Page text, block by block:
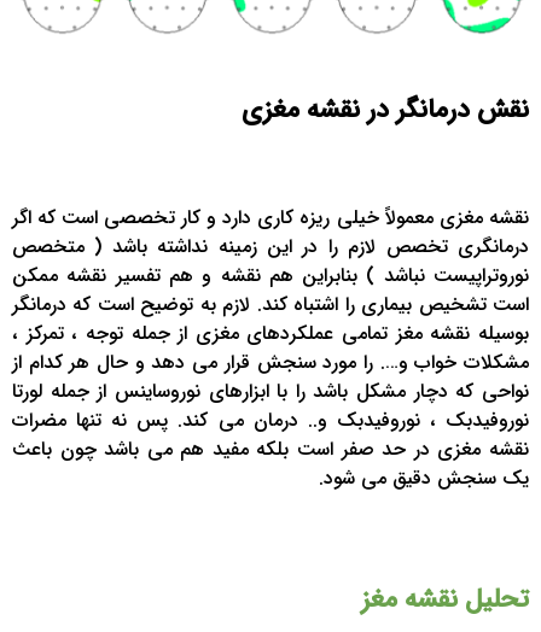
نقش درمانگر در نقشه مغزی
نقشه مغزی معمولاً خیلی ریزه کاری دارد و کار تخصصی است که اگر
درمانگری تخصص لازم را در این زمینه نداشته باشد ( متخصص
نوروتراپیست نباشد ) بنابراین هم نقشه و هم تفسیر نقشه ممکن
است تشخیص بیماری را اشتباه کند. لازم به توضیح است که درمانگر
بوسیله نقشه مغز تمامی عملکردهای مغزی از جمله توجه ، تمرکز ،
مشکلات خواب و…. را مورد سنجش قرار می دهد و حال هر کدام از
نواحی که دچار مشکل باشد را با ابزارهای نوروساینس از جمله لورتا
نوروفیدبک ، نوروفیدبک و.. درمان می کند. پس نه تنها مضرات
نقشه مغزی در حد صفر است بلکه مفید هم می باشد چون باعث
یک سنجش دقیق می شود.
تحلیل نقشه مغز